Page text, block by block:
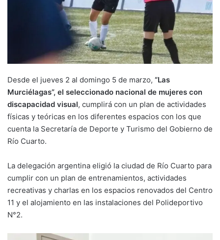
Desde el jueves 2 al domingo 5 de marzo, “Las
Murciélagas”, el seleccionado nacional de mujeres con
discapacidad visual, cumplirá con un plan de actividades
físicas y teóricas en los diferentes espacios con los que
cuenta la Secretaría de Deporte y Turismo del Gobierno de
Río Cuarto.
La delegación argentina eligió la ciudad de Río Cuarto para
cumplir con un plan de entrenamientos, actividades
recreativas y charlas en los espacios renovados del Centro
11 y el alojamiento en las instalaciones del Polideportivo
N°2.